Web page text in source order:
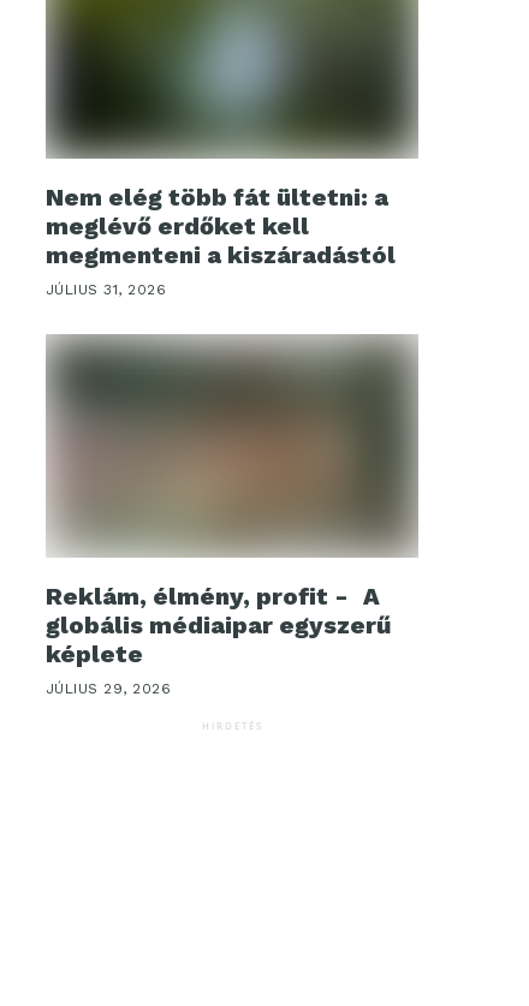
Nem elég több fát ültetni: a
meglévő erdőket kell
megmenteni a kiszáradástól
JÚLIUS 31, 2026
Reklám, élmény, profit - A
globális médiaipar egyszerű
képlete
JÚLIUS 29, 2026
HIRDETÉS